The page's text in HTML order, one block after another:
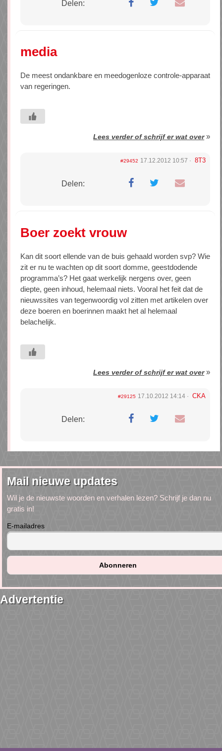
Delen:
media
De meest ondankbare en meedogenloze controle-apparaat
van regeringen.
Lees verder of schrijf er wat over»
#29452 17.12.2012 10:57 8T3
Delen:
Boer zoekt vrouw
Kan dit soort ellende van de buis gehaald worden svp? Wie
zit er nu te wachten op dit soort domme, geestdodende
programma’s? Het gaat werkelijk nergens over, geen
diepte, geen inhoud, helemaal niets. Vooral het feit dat de
nieuwssites van tegenwoordig vol zitten met artikelen over
deze boeren en boerinnen maakt het al helemaal
belachelijk.
Lees verder of schrijf er wat over»
#29125 17.10.2012 14:14 CKA
Delen:
Mail nieuwe updates
Wil je de nieuwste woorden en verhalen lezen? Schrijf je dan nu
gratis in!
E-mailadres
Advertentie